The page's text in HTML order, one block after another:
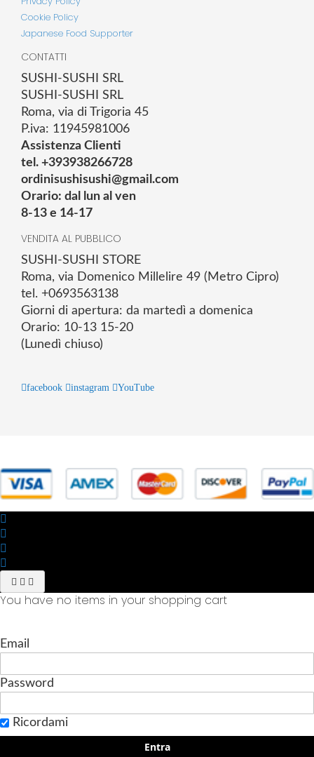
Cookie Policy
Japanese Food Supporter
CONTATTI
SUSHI-SUSHI SRL
SUSHI-SUSHI SRL
Roma, via di Trigoria 45
P.iva: 11945981006
Assistenza Clienti
tel. +393938266728
ordinisushisushi@gmail.com
Orario: dal lun al ven
8-13 e 14-17
VENDITA AL PUBBLICO
SUSHI-SUSHI STORE
Roma, via Domenico Millelire 49 (Metro Cipro)
tel. +0693563138
Giorni di apertura: da martedì a domenica
Orario: 10-13 15-20
(Lunedì chiuso)
facebook instagram YouTube
You have no items in your shopping cart
Email
Password
Ricordami
Entra